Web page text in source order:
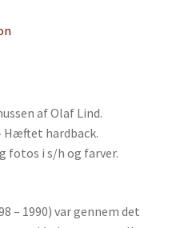
af Olaf Lind.
Hæftet hardback.
fotos i s/h og farver.
– 1990) var gennem det